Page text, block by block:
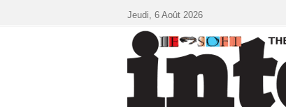
Jeudi, 6 Août 2026